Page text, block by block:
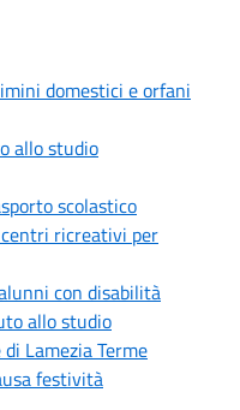
domestici e orfani
allo studio
scolastico
ricreativi per
con disabilità
allo studio
Lamezia Terme
festività